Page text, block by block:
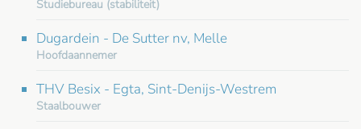
Studiebureau (stabiliteit)
Dugardein - De Sutter nv, Melle
Hoofdaannemer
THV Besix - Egta, Sint-Denijs-Westrem
Staalbouwer